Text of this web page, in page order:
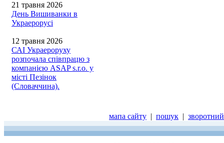
21 травня 2026
День Вишиванки в
Украерорусі
12 травня 2026
САІ Украероруху
розпочала співпрацю з
компанією ASAP s.r.o. у
місті Пезінок
(Словаччина).
мапа сайту | пошук |